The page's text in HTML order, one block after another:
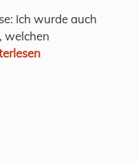
Ich wurde auch
welchen